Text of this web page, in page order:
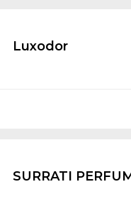
Luхоdоr
SURRATI